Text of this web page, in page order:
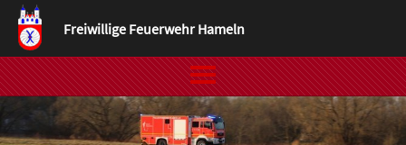
Freiwillige Feuerwehr Hameln